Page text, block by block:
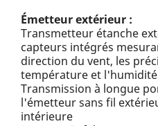
Émetteur extérieur :
Transmetteur étanche
capteurs intégrés
direction du vent, les
température et l'humidité
Transmission à longue
l'émetteur sans fil
intérieure